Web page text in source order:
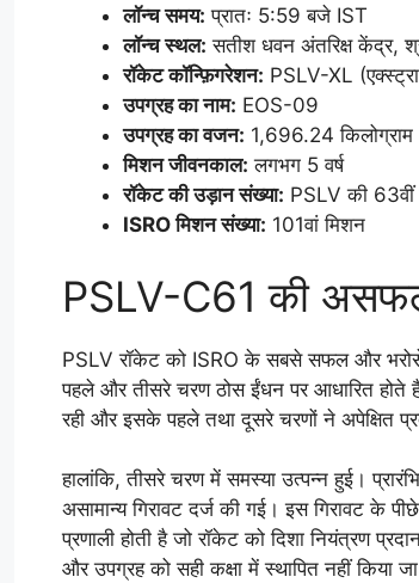
लॉन्च समय: प्रातः 5:59 बजे IST
लॉन्च स्थल: सतीश धवन अंतरिक्ष केंद्र,
रॉकेट कॉन्फ़िगरेशन: PSLV-XL (एक्स्ट्रा
उपग्रह का नाम: EOS-09
उपग्रह का वजन: 1,696.24 किलोग्राम
मिशन जीवनकाल: लगभग 5 वर्ष
रॉकेट की उड़ान संख्या: PSLV की 63वीं
ISRO मिशन संख्या: 101वां मिशन
PSLV-C61 की
PSLV रॉकेट को ISRO के सबसे सफल और
पहले और तीसरे चरण ठोस ईंधन पर आधारित
रही और इसके पहले तथा दूसरे चरणों ने अपेक्षित
हालांकि, तीसरे चरण में समस्या उत्पन्न हुई।
असामान्य गिरावट दर्ज की गई। इस गिरावट के
प्रणाली होती है जो रॉकेट को दिशा नियंत्रण
और उपग्रह को सही कक्षा में स्थापित नहीं किया